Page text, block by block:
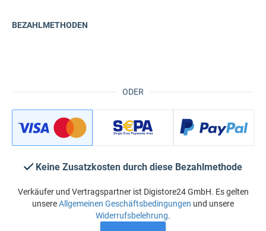
ODER
BEZAHLMETHODEN
Keine Zusatzkosten durch diese Bezahlmethode
Verkäufer und Vertragspartner ist Digistore24 GmbH. Es gelten
unsereAllgemeinen Geschäftsbedingungen und unsere
Widerrufsbelehrung.